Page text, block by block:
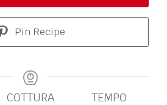
Pin Recipe
COTTURA
TEMPO